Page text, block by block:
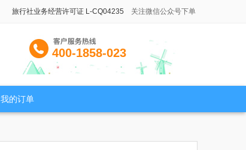
旅行社业务经营许可证 L-CQ04235 关注微信公众号下单
400-1858-023
我的订单